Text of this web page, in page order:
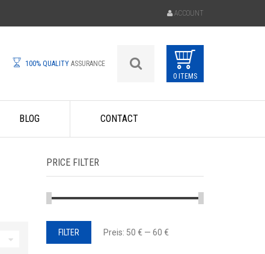
ACCOUNT
100% QUALITY ASSURANCE
0 ITEMS
BLOG CONTACT
PRICE FILTER
Min.
Max.FILTER Preis: 50 €— 60 €